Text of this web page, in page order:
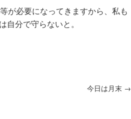
が必要になってきますから、私も
分で守らないと。
今日は月末 →